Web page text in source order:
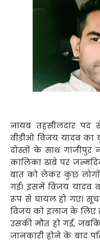
नायब तहसीलदार पद
वीडीओ विजय यादव का
दोस्तों के साथ गाजीपुर
कालिका ढाबे पर
बात को लेकर कुछ लोगों
गई। इसमें विजय यादव
रूप से घायल हो गए।
विजय को इलाज के लिए
उसकी मौत हो गई,
जानकारी होने के बाद